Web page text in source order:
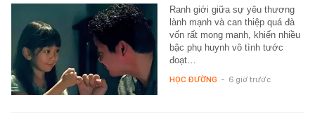
Ranh giới giữa sự yêu thương
lành mạnh và can thiệp quá đà
vốn rất mong manh, khiến nhiều
bậc phụ huynh vô tình tước
đoạt…
HỌC ĐƯỜNG - 6 giờ trước